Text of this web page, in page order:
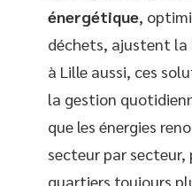
énergétique,
déchets, ajustent la
à Lille aussi, ces
la gestion
que les énergies
secteur par secteur,
quartiers toujours